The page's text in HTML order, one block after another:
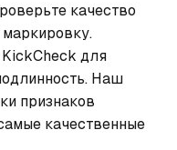
качество
для
Наш
признаков
качественные